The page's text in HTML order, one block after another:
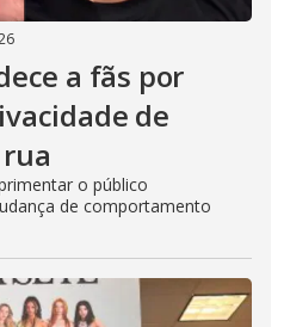
a fãs por
de
o público
de comportamento